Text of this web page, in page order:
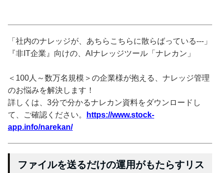
「社内のナレッジが、あちらこちらに散らばっている---」
『非IT企業』向けの、AIナレッジツール「ナレカン」
＜100人～数万名規模＞の企業様が抱える、ナレッジ管理
のお悩みを解決します！
詳しくは、3分で分かるナレカン資料をダウンロードし
て、ご確認ください。
https://www.stock-
app.info/narekan/
ファイルを送るだけの運用がもたらすリス